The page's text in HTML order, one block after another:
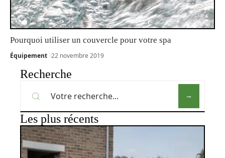
Pourquoi utiliser un couvercle pour votre spa
Équipement 22 novembre 2019
Recherche
Les plus récents